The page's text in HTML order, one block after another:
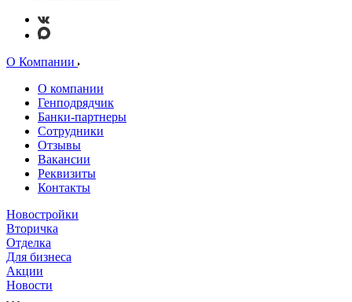
О Компании
О компании
Генподрядчик
Банки-партнеры
Сотрудники
Отзывы
Вакансии
Реквизиты
Контакты
Новостройки
Вторичка
Отделка
Для бизнеса
Акции
Новости